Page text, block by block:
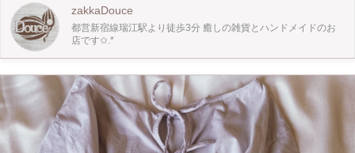
頂きます★*＊ ※ひとり親証明確認の出来る書類 障害者証明確認の出来る書類の
ご提示をお願い致します。 ～利用登録会員割引～ 作品ご購入時、ワークショッ
プ参加費を日頃の感謝を込めまして加費を日頃の感謝を込めまして コチラもお
気持ちではありますが10%割り引きさせて頂きます* ★上記割引は該当分併用致
します★ ※ワークショップのご参加での割引利用は日店頭にて差額分をお支払
い、精算をさせて頂きます。 〇講師〇 染織作家 篠﨑小百合 〇場所〇 Douce店
内ワークショップスペース 江戸川区南篠崎町3-1-11 都営新宿線江駅南口より徒
歩3分 03-6638-6050
zakkaDouce
都営新宿線瑞江駅より徒歩3分 癒しの雑貨とハンドメイドのお
店です✩.*